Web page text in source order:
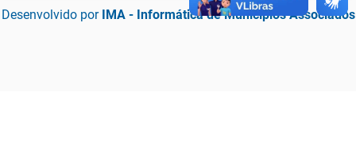
Desenvolvido por IMA - Informática de Municípios Associados